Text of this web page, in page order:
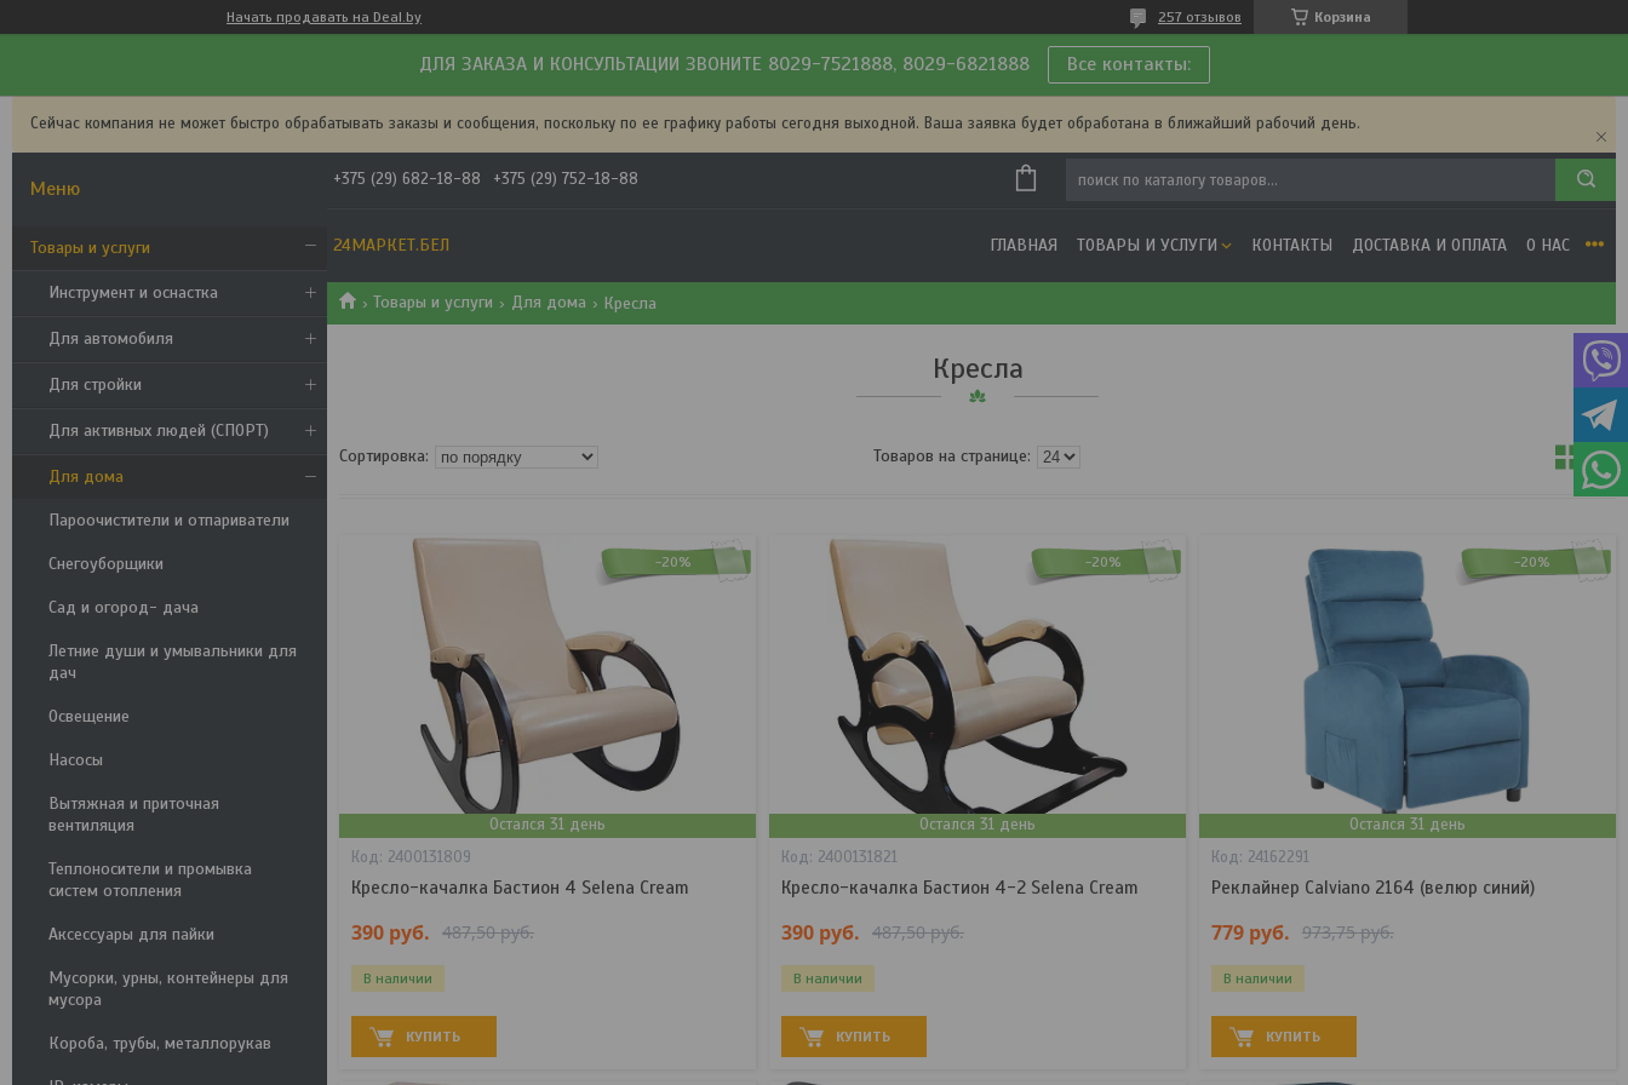
Начать продавать на Deal.by Корзина
257 отзывов
ДЛЯ ЗАКАЗА И КОНСУЛЬТАЦИИ ЗВОНИТЕ 8029-7521888, 8029-6821888 Все контакты:
Сейчас компания не может быстро обрабатывать заказы и сообщения, поскольку по ее графику работы сегодня выходной. Ваша заявка будет обработана в ближайший рабочий день.
Товары и услуги
Инструмент и оснастка
Для автомобиля
Для стройки
Для активных людей (СПОРТ)
Для дома
Пароочистители и отпариватели
Снегоуборщики
Сад и огород- дача
Летние души и умывальники для
дач
Освещение
Насосы
Вытяжная и приточная
вентиляция
Теплоносители и промывка
систем отопления
Аксессуары для пайки
Мусорки, урны, контейнеры для
мусора
Короба, трубы, металлорукав
+375 (29) 682-18-88 +375 (29) 752-18-88
24МАРКЕТ.БЕЛ ГЛАВНАЯ ТОВАРЫ И УСЛУГИ КОНТАКТЫ ДОСТАВКА И ОПЛАТА О НАС
Товары и услуги Для дома Кресла
Кресла
-20%
Остался 31 день
2400131809
Кресло-качалка Бастион 4 Selena Cream
390 руб. 487,50руб.
В наличии
КУПИТЬ
-20%
Остался 31 день
2400131821
Кресло-качалка Бастион 4-2 Selena Cream
390 руб. 487,50руб.
В наличии
КУПИТЬ
-20%
Остался 31 день
24162291
Реклайнер Calviano 2164 (велюр синий)
779 руб. 973,75руб.
В наличии
КУПИТЬ